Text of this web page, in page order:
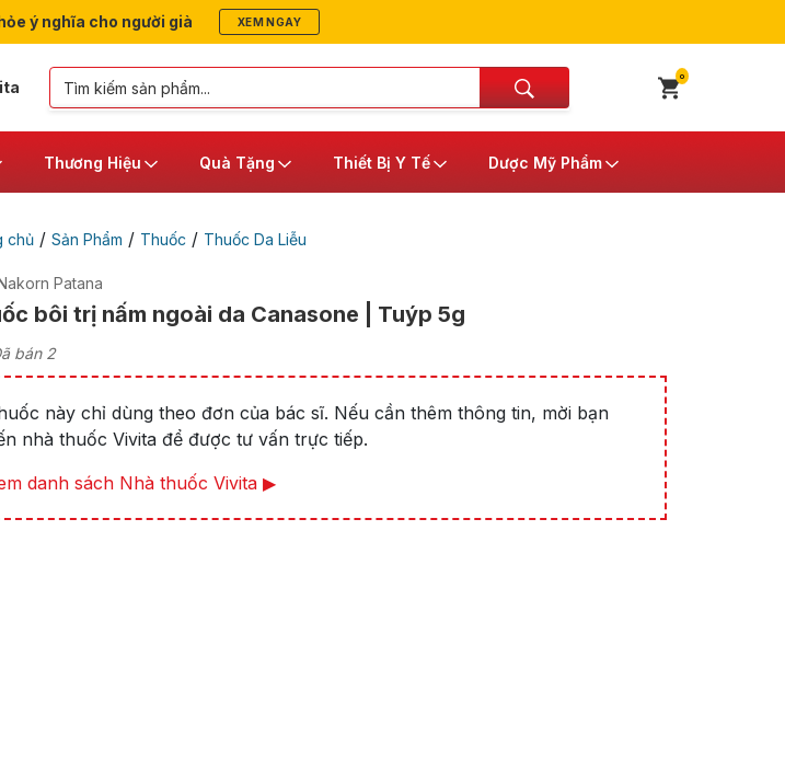
ý nghĩa cho người già XEM NGAY
0
Thương Hiệu Quà Tặng Thiết Bị Y Tế Dược Mỹ Phẩm
chủ/ Sản Phẩm / Thuốc / Thuốc Da Liễu
Patana
bôi trị nấm ngoài da Canasone | Tuýp 5g
bán 2
này chỉ dùng theo đơn của bác sĩ. Nếu cần thêm thông tin, mời bạn
nhà thuốc Vivita để được tư vấn trực tiếp.
danh sách Nhà thuốc Vivita ▶